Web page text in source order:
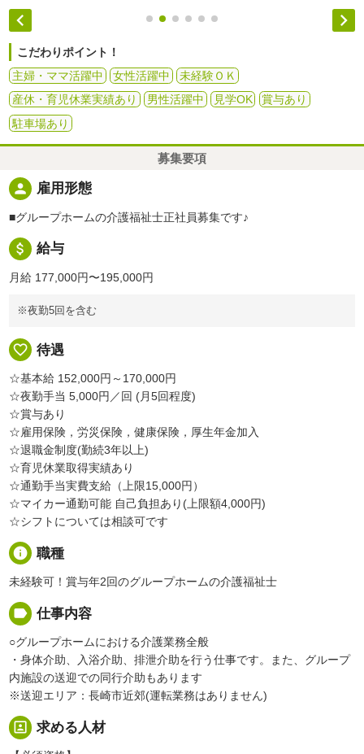
 
こだわりポイント！
主婦・ママ活躍中
女性活躍中
未経験ＯＫ
産休・育児休業実績あり
男性活躍中 見学OK
賞与あり
駐車場あり
募集要項
person 雇用形態
■グループホームの介護福祉士正社員募集です♪
attach_money 給与
月給 177,000円〜195,000円
※夜勤5回を含む
favorite_border 待遇
☆基本給 152,000円～170,000円
☆夜勤手当 5,000円／回 (月5回程度)
☆賞与あり
☆雇用保険，労災保険，健康保険，厚生年金加入
☆退職金制度(勤続3年以上)
☆育児休業取得実績あり
☆通勤手当実費支給（上限15,000円）
☆マイカー通勤可能 自己負担あり(上限額4,000円)
☆シフトについては相談可です
info 職種
未経験可！賞与年2回のグループホームの介護福祉士
label 仕事内容
○グループホームにおける介護業務全般
・身体介助、入浴介助、排泄介助を行う仕事です。また、グループ
内施設の送迎での同行介助もあります
※送迎エリア：長崎市近郊(運転業務はありません)
portrait 求める人材